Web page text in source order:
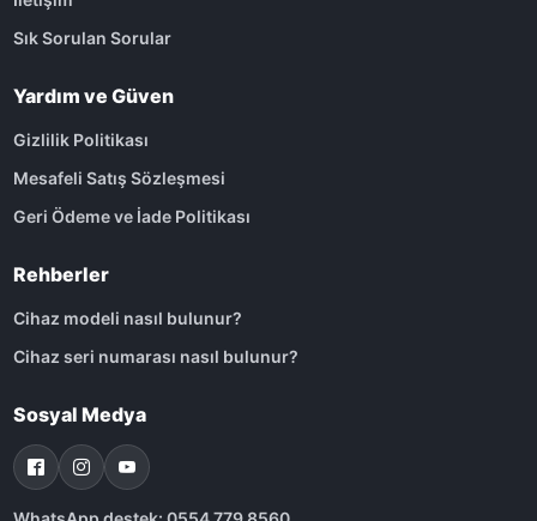
Sık Sorulan Sorular
Yardım ve Güven
Gizlilik Politikası
Mesafeli Satış Sözleşmesi
Geri Ödeme ve İade Politikası
Rehberler
Cihaz modeli nasıl bulunur?
Cihaz seri numarası nasıl bulunur?
Sosyal Medya